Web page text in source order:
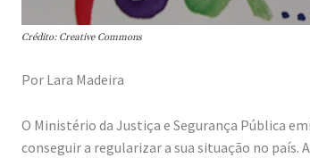
Crédito: Creative Commons
Por Lara Madeira
O Ministério da Justiça e Segurança Pública
conseguir a regularizar a sua situação no